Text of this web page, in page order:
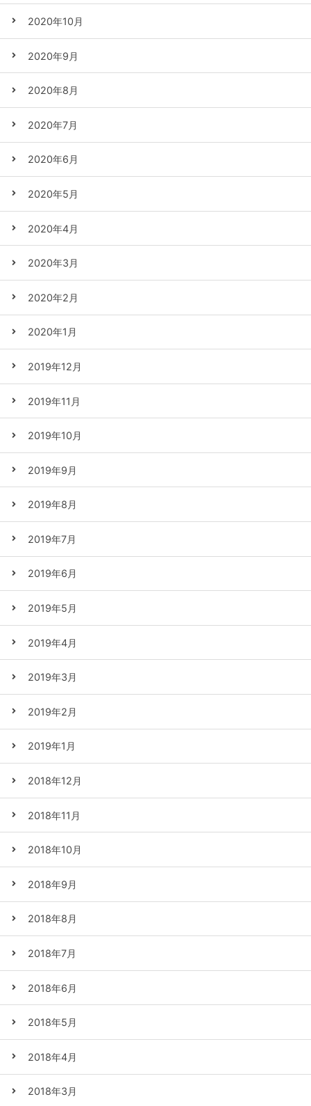
2020年10月
2020年9月
2020年8月
2020年7月
2020年6月
2020年5月
2020年4月
2020年3月
2020年2月
2020年1月
2019年12月
2019年11月
2019年10月
2019年9月
2019年8月
2019年7月
2019年6月
2019年5月
2019年4月
2019年3月
2019年2月
2019年1月
2018年12月
2018年11月
2018年10月
2018年9月
2018年8月
2018年7月
2018年6月
2018年5月
2018年4月
2018年3月